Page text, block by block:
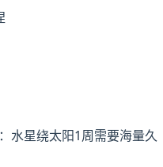
水星绕太阳1周需要海量久